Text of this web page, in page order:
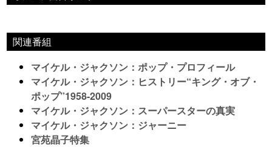
関連番組
マイケル・ジャクソン：ポップ・プロフィール
マイケル・ジャクソン：ヒストリー“キング・オブ・
ポップ”1958-2009
マイケル・ジャクソン：スーパースターの真実
マイケル・ジャクソン：ジャーニー
宮苑晶子特集